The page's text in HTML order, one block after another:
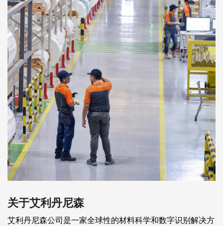
关于艾利丹尼森
艾利丹尼森公司是一家全球性的材料科学和数字识别解决方